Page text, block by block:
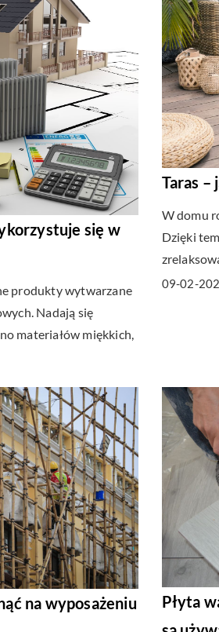
się w
produkty wytwarzane
Nadają się
materiałów miękkich,
Taras –
W domu
Dzięki
09-02-
na wyposażeniu
Płyta